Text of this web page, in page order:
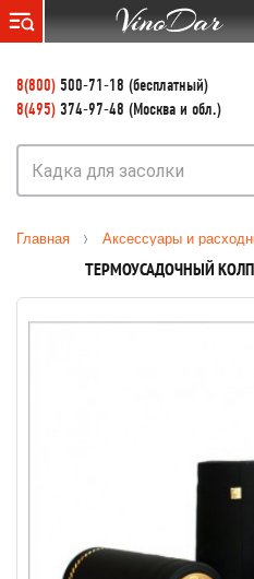
8(800) 500-71-18 (бесплатный)
8(495) 374-97-48 (Москва и обл.)
Главная Аксессуары и
ТЕРМОУСАДОЧНЫЙ